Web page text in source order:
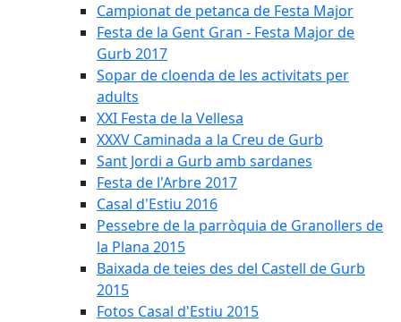
Campionat de petanca de Festa Major
Festa de la Gent Gran - Festa Major de
Gurb 2017
Sopar de cloenda de les activitats per
adults
XXI Festa de la Vellesa
XXXV Caminada a la Creu de Gurb
Sant Jordi a Gurb amb sardanes
Festa de l'Arbre 2017
Casal d'Estiu 2016
Pessebre de la parròquia de Granollers de
la Plana 2015
Baixada de teies des del Castell de Gurb
2015
Fotos Casal d'Estiu 2015